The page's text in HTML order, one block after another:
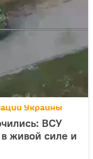
Украины
ВСУ
в живой силе и